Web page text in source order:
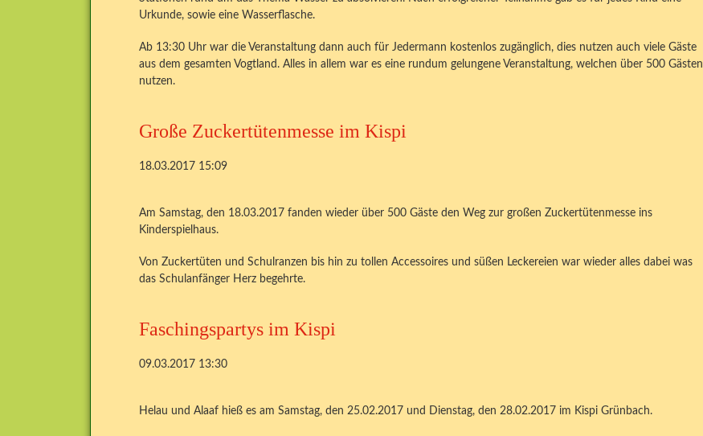
Urkunde, sowie eine Wasserflasche.
Ab 13:30 Uhr war die Veranstaltung dann auch für Jedermann kostenlos zugänglich, dies nutzen auch viele Gäste
aus dem gesamten Vogtland. Alles in allem war es eine rundum gelungene Veranstaltung, welchen über 500 Gästen
nutzen.
Große Zuckertütenmesse im Kispi
18.03.2017 15:09
Am Samstag, den 18.03.2017 fanden wieder über 500 Gäste den Weg zur großen Zuckertütenmesse ins
Kinderspielhaus.
Von Zuckertüten und Schulranzen bis hin zu tollen Accessoires und süßen Leckereien war wieder alles dabei was
das Schulanfänger Herz begehrte.
Faschingspartys im Kispi
09.03.2017 13:30
Helau und Alaaf hieß es am Samstag, den 25.02.2017 und Dienstag, den 28.02.2017 im Kispi Grünbach.